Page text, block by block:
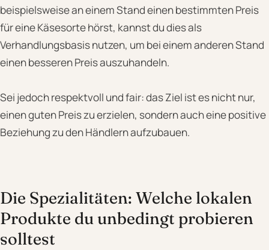
beispielsweise an einem Stand einen bestimmten Preis
für eine Käsesorte hörst, kannst du dies als
Verhandlungsbasis nutzen, um bei einem anderen Stand
einen besseren Preis auszuhandeln.
Sei jedoch respektvoll und fair: das Ziel ist es nicht nur,
einen guten Preis zu erzielen, sondern auch eine positive
Beziehung zu den Händlern aufzubauen.
Die Spezialitäten: Welche lokalen
Produkte du unbedingt probieren
solltest